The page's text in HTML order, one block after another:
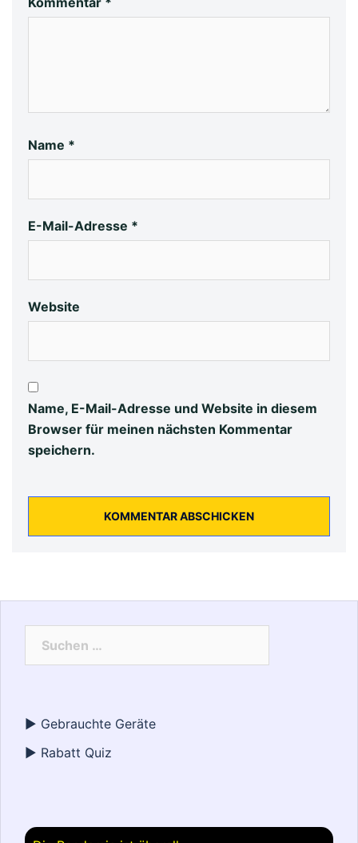
Name *
E-Mail-Adresse *
Website
Name, E-Mail-Adresse und Website in diesem
Browser für meinen nächsten Kommentar
speichern.
► Gebrauchte Geräte
► Rabatt Quiz